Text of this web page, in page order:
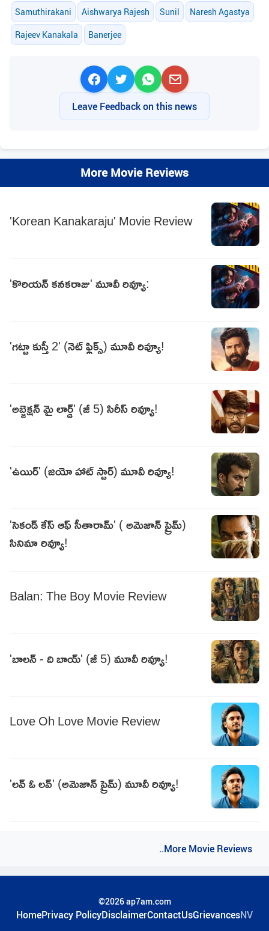
Samuthirakani Aishwarya Rajesh Sunil Naresh Agastya
Rajeev Kanakala Banerjee
Leave Feedback on this news
More Movie Reviews
'Korean Kanakaraju' Movie Review
'కొరియన్‌ కనకరాజు' మూవీ రివ్యూ:
'గట్టా కుస్తీ 2' (నెట్ ఫ్లిక్స్) మూవీ రివ్యూ!
'అబ్జెక్షన్ మై లార్డ్' (జీ 5) సిరీస్ రివ్యూ!
'ఉయిర్' (జియో హాట్ స్టార్) మూవీ రివ్యూ!
'సెకండ్ కేస్ ఆఫ్ సీతారామ్' ( అమెజాన్ ప్రైమ్)
సినిమా రివ్యూ!
Balan: The Boy Movie Review
'బాలన్ - ది బాయ్' (జీ 5) మూవీ రివ్యూ!
Love Oh Love Movie Review
'లవ్ ఓ లవ్' (అమెజాన్ ప్రైమ్) మూవీ రివ్యూ!
..More Movie Reviews
©2026 ap7am.com
HomePrivacy PolicyDisclaimerContactUsGrievancesNV